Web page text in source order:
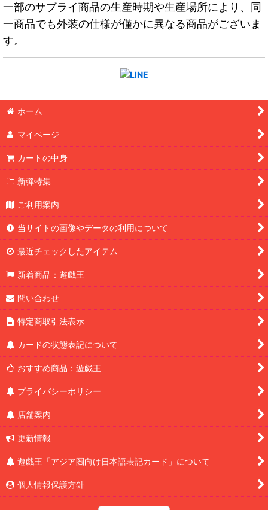
一部のサプライ商品の生産時期や生産場所により、同
一商品でも外装の仕様が僅かに異なる商品がございま
す。
ホーム
マイページ
カートの中身
新弾特集
ご利用案内
当サイトの画像やデータの利用について
最近チェックしたアイテム
新着商品：遊戯王
問い合わせ
特定商取引法表示
カードの状態表記について
おすすめ商品：遊戯王
プライバシーポリシー
店舗案内
更新情報
遊戯王「アジア圏向け日本語表記カード」について
個人情報保護方針